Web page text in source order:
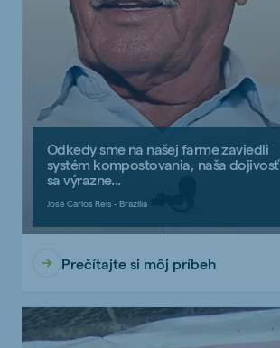
Odkedy sme na našej farme zaviedli
systém kompostovania, naša dojivosť
sa výrazne...
José Carlos Reis - Brazília
Prečítajte si môj príbeh